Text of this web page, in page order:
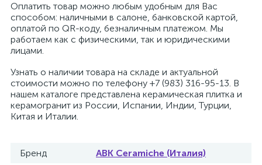
Оплатить товар можно любым удобным для Вас
способом: наличными в салоне, банковской картой,
оплатой по QR-коду, безналичным платежом. Мы
работаем как с физическими, так и юридическими
лицами.
Узнать о наличии товара на складе и актуальной
стоимости можно по телефону +7 (983) 316-95-13. В
нашем каталоге представлена керамическая плитка и
керамогранит из России, Испании, Индии, Турции,
Китая и Италии.
Бренд ABK Ceramiche (Италия)